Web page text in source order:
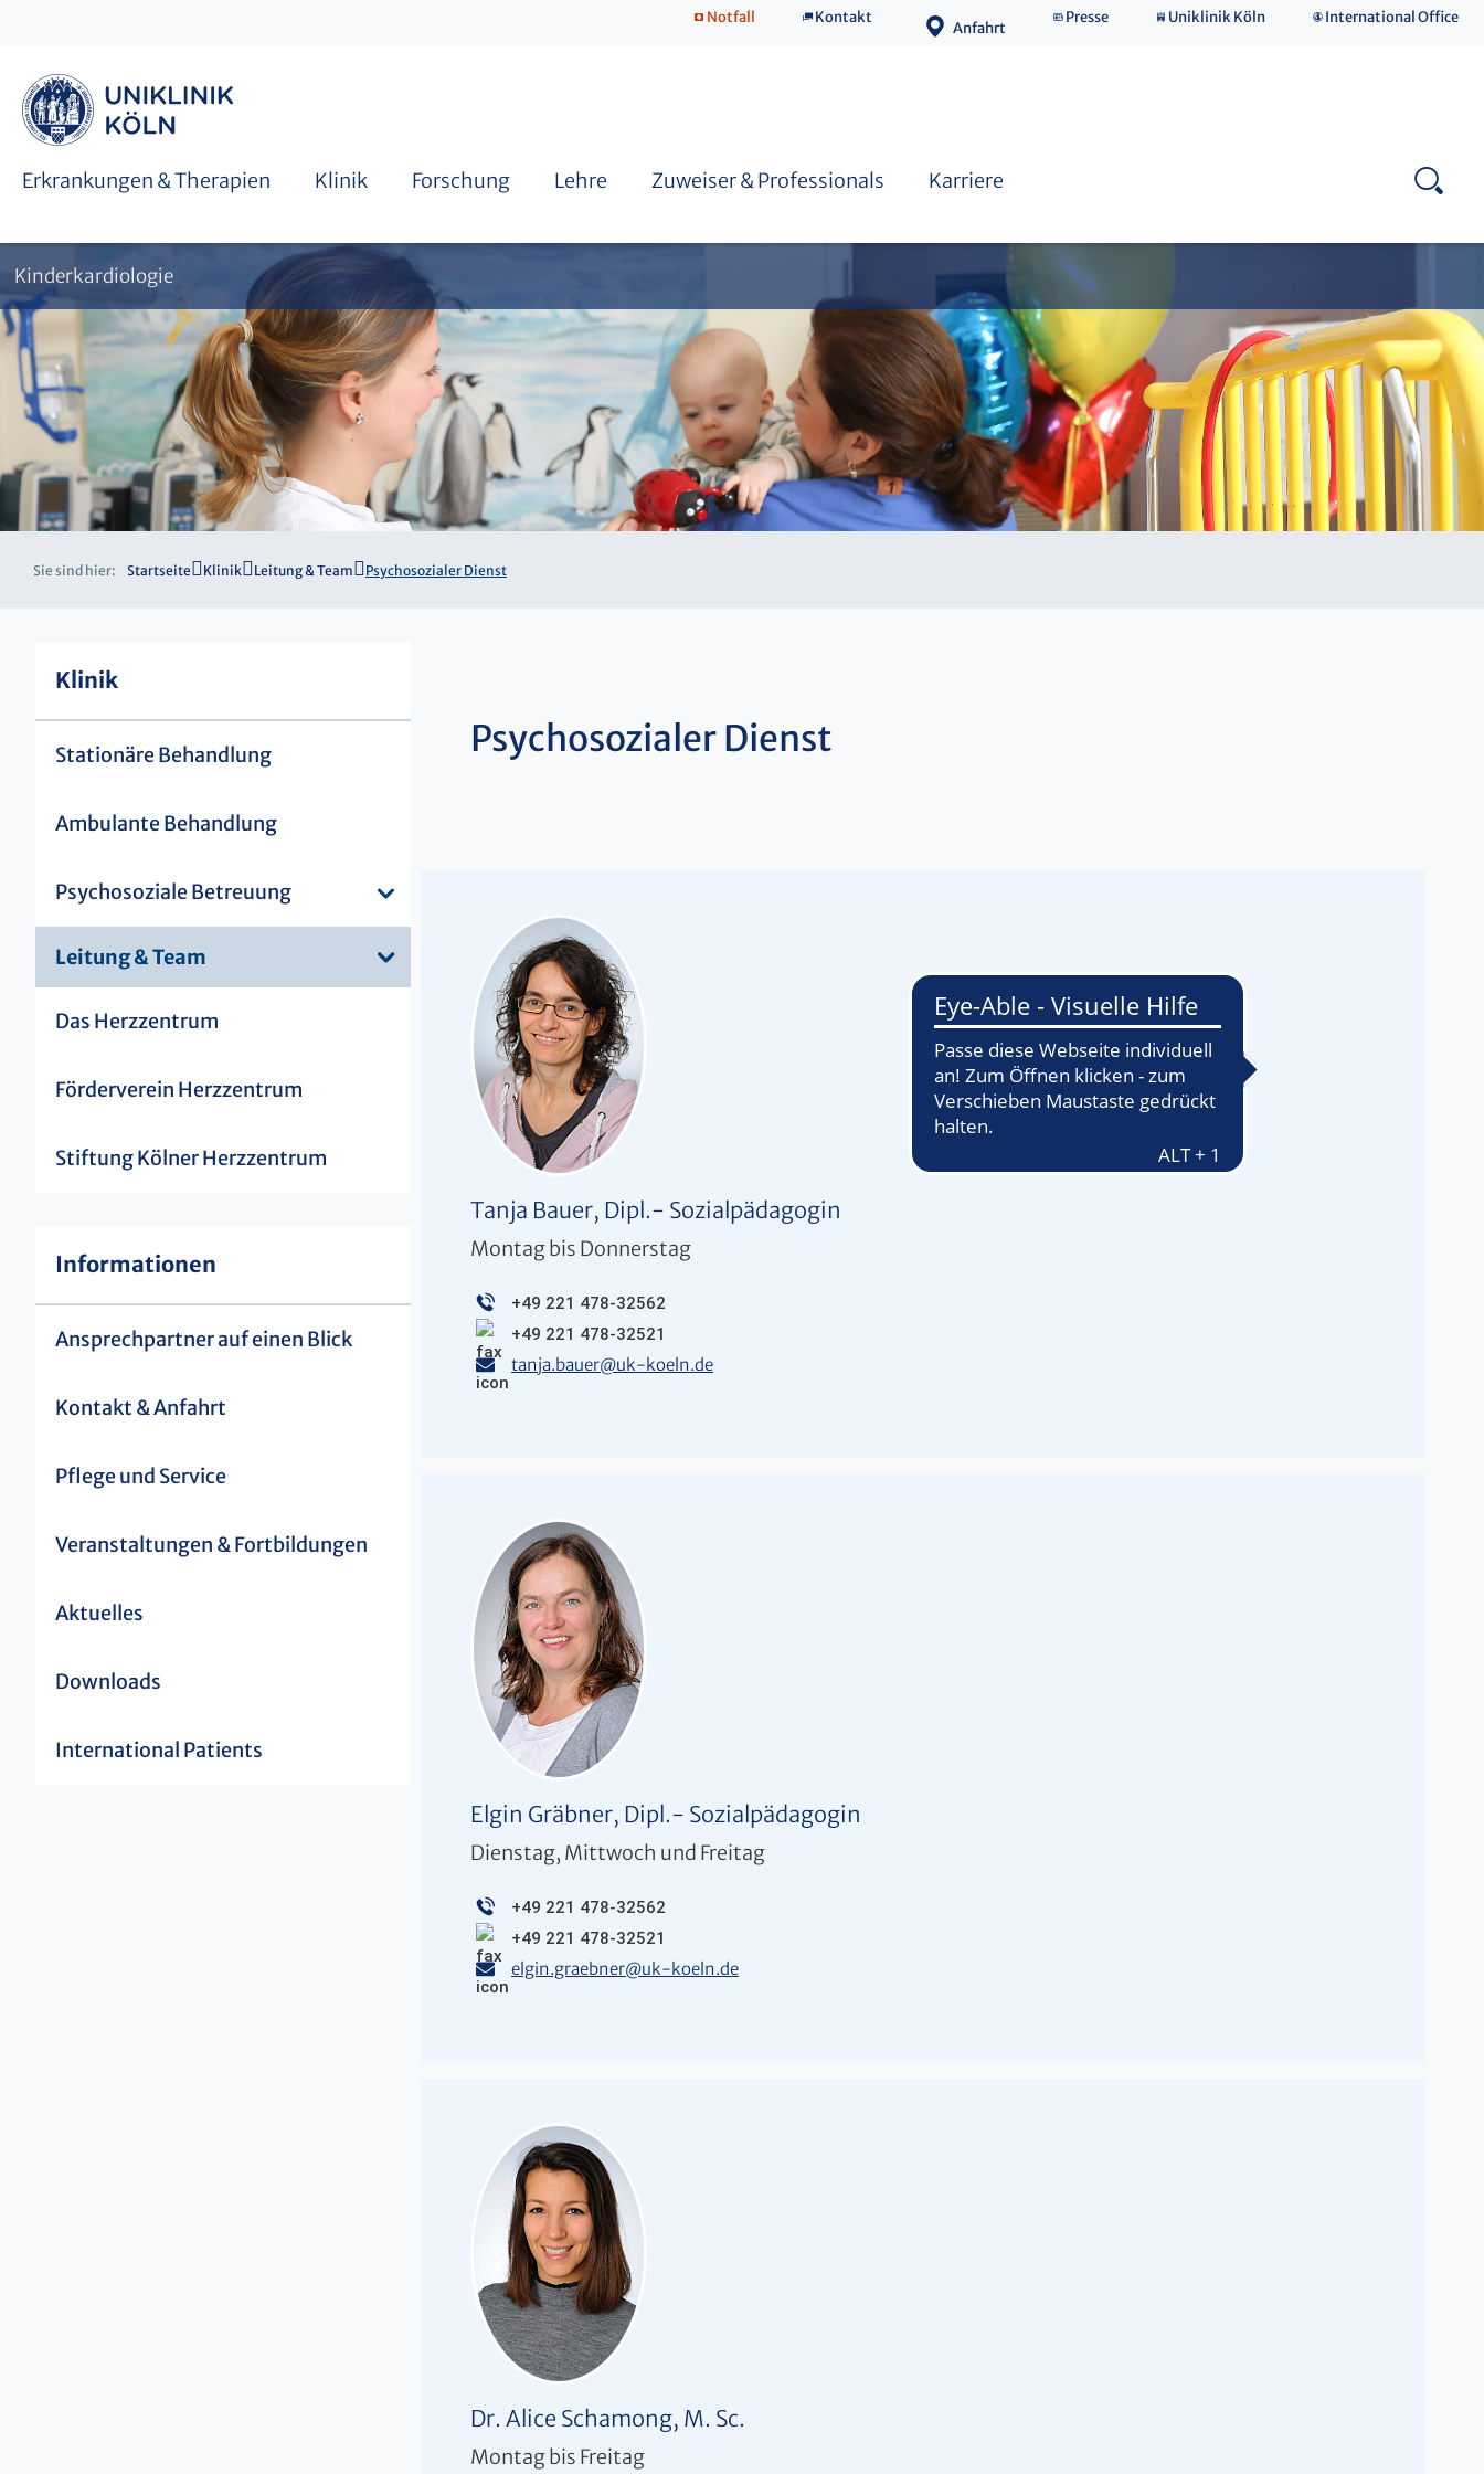
Notfall Kontakt
Anfahrt
Presse Uniklinik Köln International Office
Erkrankungen & Therapien Klinik Forschung
Studien
Lehre Zuweiser & Professionals
Interventionelle Behandlungsverfahren
Karriere
Kinderkardiologie
Sie sind hier: Startseite Klinik Leitung & Team Psychosozialer Dienst
Klinik
Stationäre Behandlung
Ambulante Behandlung
Psychosoziale Betreuung
Leitung & Team
Das Herzzentrum
Förderverein Herzzentrum
Stiftung Kölner Herzzentrum
Informationen
Ansprechpartner auf einen Blick
Kontakt & Anfahrt
Pflege und Service
Veranstaltungen & Fortbildungen
Aktuelles
Downloads
International Patients
Psychosozialer Dienst
Tanja Bauer, Dipl.- Sozialpädagogin
Montag bis Donnerstag
+49 221 478-32562
+49 221 478-32521
tanja.bauer@uk-koeln.de
Elgin Gräbner, Dipl.- Sozialpädagogin
Dienstag, Mittwoch und Freitag
+49 221 478-32562
+49 221 478-32521
elgin.graebner@uk-koeln.de
Dr. Alice Schamong, M. Sc.
Montag bis Freitag